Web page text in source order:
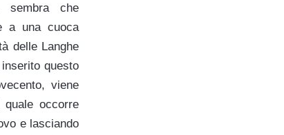
che
a una cuoca
delle Langhe
questo
viene
quale occorre
e lasciando